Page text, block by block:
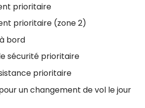
prioritaire
prioritaire (zone 2)
bord
sécurité prioritaire
prioritaire
un changement de vol le jour